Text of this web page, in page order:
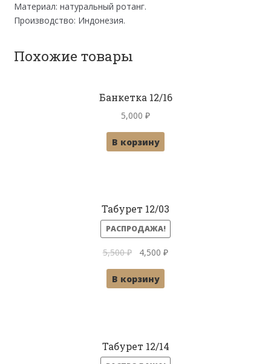
Материал: натуральный ротанг.
Производство: Индонезия.
Похожие товары
Банкетка 12/16
5,000 ₽
В корзину
Табурет 12/03
РАСПРОДАЖА!
5,500₽
Первоначальная
составляла
4,500₽Текущая
В корзину
Табурет 12/14